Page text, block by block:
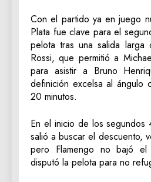
Con el partido ya en juego
Plata fue clave para el
pelota tras una salida larga
Rossi, que permitió a
para asistir a Bruno
definición excelsa al ángulo
20 minutos.
En el inicio de los segundos
salió a buscar el descuento,
pero Flamengo no bajó
disputó la pelota para no